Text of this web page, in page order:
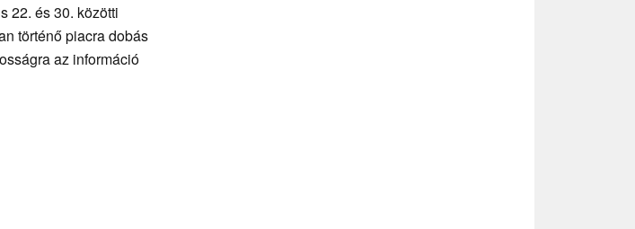
22. és 30. közötti
történő piacra dobás
az információ